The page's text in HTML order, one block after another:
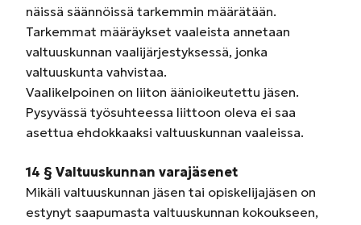
näissä säännöissä tarkemmin määrätään.
Tarkemmat määräykset vaaleista annetaan
valtuuskunnan vaalijärjestyksessä, jonka
valtuuskunta vahvistaa.
Vaalikelpoinen on liiton äänioikeutettu jäsen.
Pysyvässä työsuhteessa liittoon oleva ei saa
asettua ehdokkaaksi valtuuskunnan vaaleissa.
14 § Valtuuskunnan varajäsenet
Mikäli valtuuskunnan jäsen tai opiskelijajäsen on
estynyt saapumasta valtuuskunnan kokoukseen,